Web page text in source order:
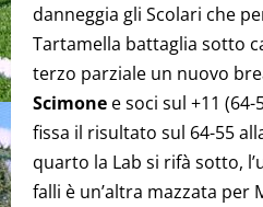
danneggia gli Scolari che
Tartamella battaglia sotto
terzo parziale un nuovo
Scimone e soci sul +11
fissa il risultato sul 64-55
quarto la Lab si rifà sotto,
falli è un’altra mazzata per